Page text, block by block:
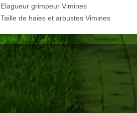
Elagueur grimpeur Vimines
Taille de haies et arbustes Vimines